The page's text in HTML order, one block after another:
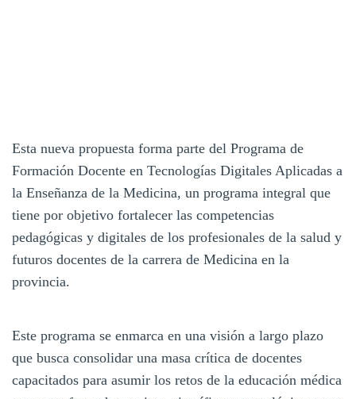
Esta nueva propuesta forma parte del Programa de
Formación Docente en Tecnologías Digitales Aplicadas a
la Enseñanza de la Medicina, un programa integral que
tiene por objetivo fortalecer las competencias
pedagógicas y digitales de los profesionales de la salud y
futuros docentes de la carrera de Medicina en la
provincia.
Este programa se enmarca en una visión a largo plazo
que busca consolidar una masa crítica de docentes
capacitados para asumir los retos de la educación médica